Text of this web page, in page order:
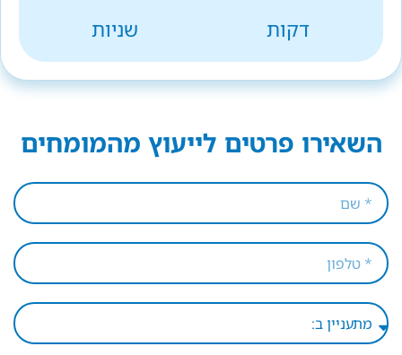
דקות
שניות
השאירו פרטים לייעוץ מהמומחים